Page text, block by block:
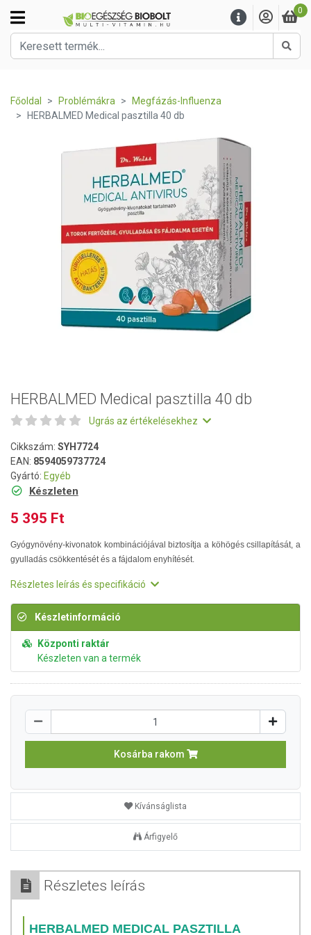
0
Főoldal Problémákra
Megfázás-Influenza
HERBALMED Medical pasztilla 40 db
HERBALMED Medical pasztilla 40 db
Ugrás az értékelésekhez
Cikkszám: SYH7724
EAN: 8594059737724
Gyártó: Egyéb
Készleten
5 395 Ft
Gyógynövény-kivonatok kombinációjával biztosítja a köhögés csillapítását, a
gyulladás csökkentését és a fájdalom enyhítését.
Részletes leírás és specifikáció
Készletinformáció
Központi raktár
Készleten van a termék
Kosárba rakom
Kívánságlista
Árfigyelő
Részletes leírás
HERBALMED MEDICAL PASZTILLA